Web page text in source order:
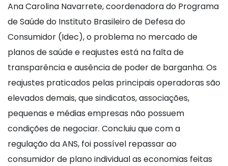
Ana Carolina Navarrete, coordenadora do Programa
de Saúde do Instituto Brasileiro de Defesa do
Consumidor (Idec), o problema no mercado de
planos de saúde e reajustes está na falta de
transparência e ausência de poder de barganha. Os
reajustes praticados pelas principais operadoras são
elevados demais, que sindicatos, associações,
pequenas e médias empresas não possuem
condições de negociar. Concluiu que com a
regulação da ANS, foi possível repassar ao
consumidor de plano individual as economias feitas